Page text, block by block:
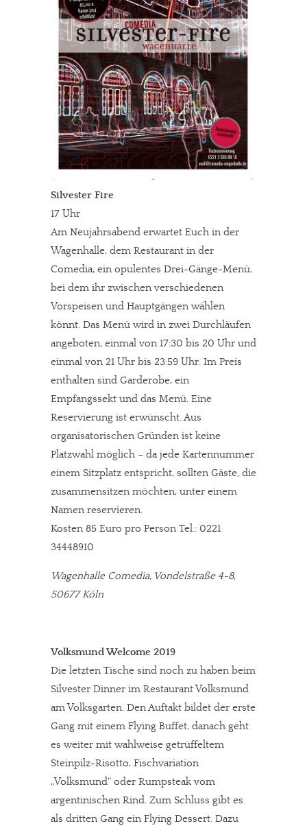
Silvester Fire
17 Uhr
Am Neujahrsabend erwartet Euch in der
Wagenhalle, dem Restaurant in der
Comedia, ein opulentes Drei-Gänge-Menü,
bei dem ihr zwischen verschiedenen
Vorspeisen und Hauptgängen wählen
könnt. Das Menü wird in zwei Durchläufen
angeboten, einmal von 17:30 bis 20 Uhr und
einmal von 21 Uhr bis 23:59 Uhr. Im Preis
enthalten sind Garderobe, ein
Empfangssekt und das Menü. Eine
Reservierung ist erwünscht. Aus
organisatorischen Gründen ist keine
Platzwahl möglich – da jede Kartennummer
einem Sitzplatz entspricht, sollten Gäste, die
zusammensitzen möchten, unter einem
Namen reservieren.
Kosten 85 Euro pro Person Tel.: 0221
34448910
Wagenhalle Comedia, Vondelstraße 4-8,
50677 Köln
Volksmund Welcome 2019
Die letzten Tische sind noch zu haben beim
Silvester Dinner im Restaurant Volksmund
am Volksgarten. Den Auftakt bildet der erste
Gang mit einem Flying Buffet, danach geht
es weiter mit wahlweise getrüffeltem
Steinpilz-Risotto, Fischvariation
„Volksmund“ oder Rumpsteak vom
argentinischen Rind. Zum Schluss gibt es
als dritten Gang ein Flying Dessert. Dazu